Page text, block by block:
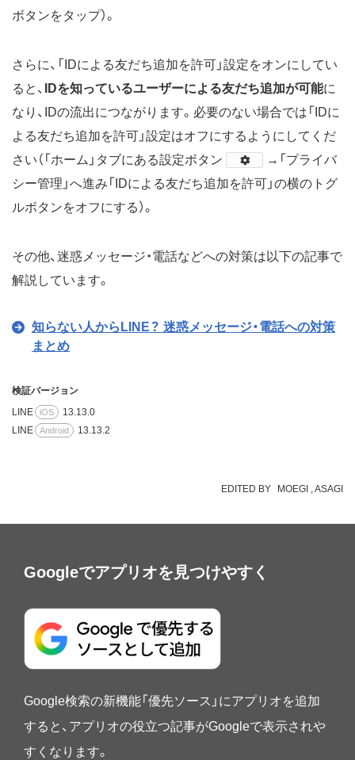
ボタンをタップ）。
さらに、「IDによる友だち追加を許可」設定をオンにしてい
ると、 IDを知っているユーザーによる友だち追加が可能に
なり、IDの流出につながります。必要のない場合では「IDに
よる友だち追加を許可」設定はオフにするようにしてくだ
さい（「ホーム」タブにある設定ボタン
→「プライバ
シー管理」へ進み「IDによる友だち追加を許可」の横のトグ
ルボタンをオフにする）。
その他、迷惑メッセージ・電話などへの対策は以下の記事で
解説しています。
知らない人からLINE？ 迷惑メッセージ・電話への対策
まとめ
検証バージョン
LINE
iOS
13.13.0
LINE
Android 13.13.2
EDITED BY MOEGI ASAGI
Googleでアプリオを見つけやすく
Google検索の新機能「優先ソース」にアプリオを追加
すると、アプリオの役立つ記事がGoogleで表示されや
すくなります。